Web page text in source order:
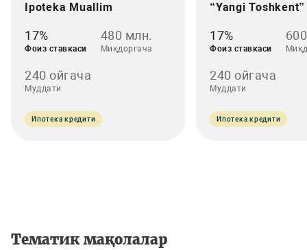
Ipoteka Muallim
17%
Фоиз ставкаси
480 млн.
Миқдоргача
240 ойгача
Муддати
Ипотека кредити
“Yangi Toshkent”
17%
Фоиз ставкаси
240 ойгача
Муддати
Ипотека кредити
Тематик мақолалар